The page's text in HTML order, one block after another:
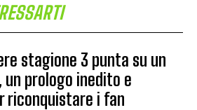
stagione 3 punta su un
prologo inedito e
riconquistare i fan